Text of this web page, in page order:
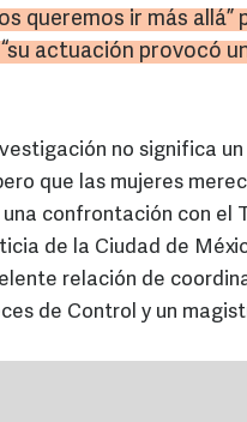
queremos ir más allá”
actuación provocó
no significa
que las mujeres
una confrontación con el
de la Ciudad de
relación de
de Control y un